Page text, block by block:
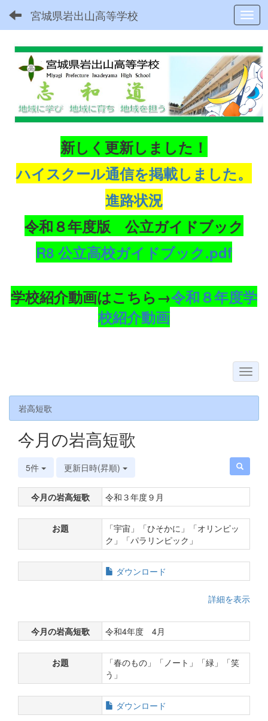
宮城県岩出山高等学校
新しく更新しました！
ハイスクール通信を掲載しました。
進路状況
令和８年度版 公立ガイドブック
R8 公立高校ガイドブック.pdf
学校紹介動画はこちら→令和８年度学
校紹介動画
岩高短歌
今月の岩高短歌
5件 更新日時(昇順)
今月の岩高短歌 令和３年度９月
お題
「宇宙」「ひそかに」「オリンピッ
ク」「パラリンピック」
ダウンロード
詳細を表示
今月の岩高短歌 令和4年度 4月
お題
「春のもの」「ノート」「緑」「笑
う」
ダウンロード